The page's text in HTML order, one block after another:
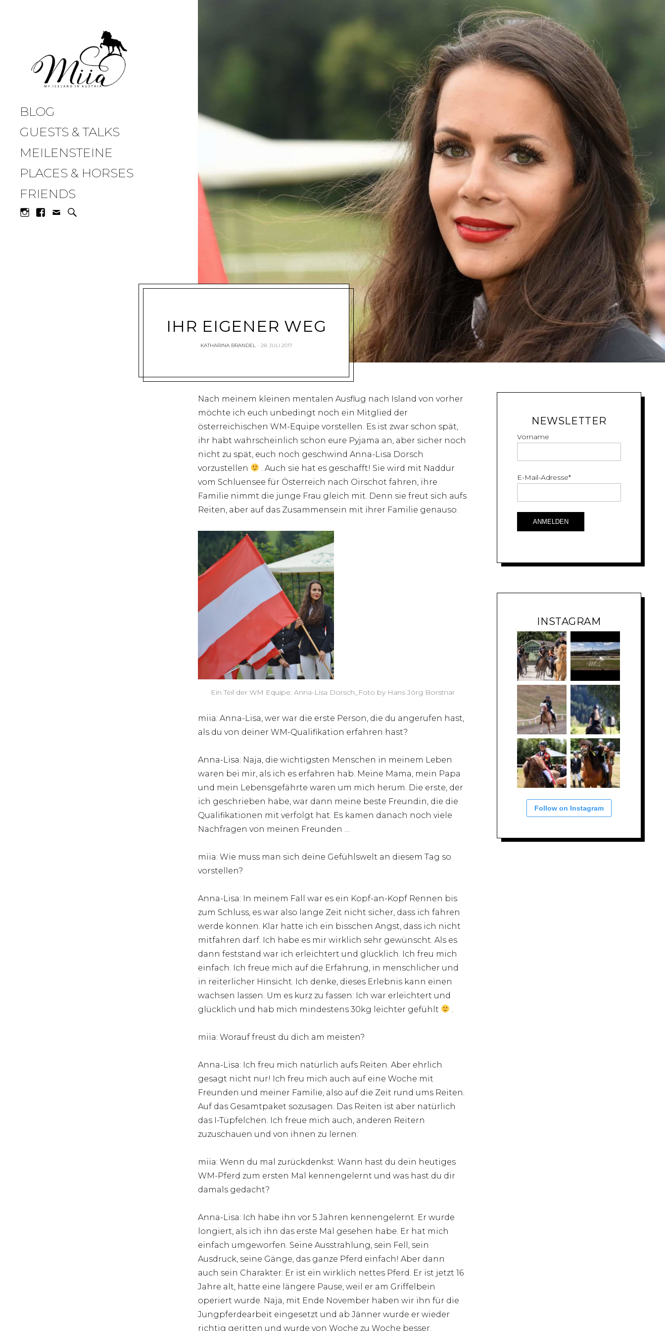
miia.at
BLOG
GUESTS & TALKS
MEILENSTEINE
PLACES & HORSES
FRIENDS
IHR EIGENER WEG
KATHARINA BRANDEL 28. JULI 2017
Nach meinem kleinen mentalen Ausflug nach Island von vorher
möchte ich euch unbedingt noch ein Mitglied der
österreichischen WM-Equipe vorstellen. Es ist zwar schon spät,
ihr habt wahrscheinlich schon eure Pyjama an, aber sicher noch
nicht zu spät, euch noch geschwind Anna-Lisa Dorsch
vorzustellen
. Auch sie hat es geschafft! Sie wird mit Naddur
vom Schluensee für Österreich nach Oirschot fahren, ihre
Familie nimmt die junge Frau gleich mit. Denn sie freut sich aufs
Reiten, aber auf das Zusammensein mit ihrer Familie genauso.
Ein Teil der WM Equipe: Anna-Lisa Dorsch_Foto by Hans Jörg Borstnar
miia: Anna-Lisa, wer war die erste Person, die du angerufen hast,
als du von deiner WM-Qualifikation erfahren hast?
Anna-Lisa: Naja, die wichtigsten Menschen in meinem Leben
waren bei mir, als ich es erfahren hab. Meine Mama, mein Papa
und mein Lebensgefährte waren um mich herum. Die erste, der
ich geschrieben habe, war dann meine beste Freundin, die die
Qualifikationen mit verfolgt hat. Es kamen danach noch viele
Nachfragen von meinen Freunden …
miia: Wie muss man sich deine Gefühlswelt an diesem Tag so
vorstellen?
Anna-Lisa: In meinem Fall war es ein Kopf-an-Kopf Rennen bis
zum Schluss, es war also lange Zeit nicht sicher, dass ich fahren
werde können. Klar hatte ich ein bisschen Angst, dass ich nicht
mitfahren darf. Ich habe es mir wirklich sehr gewünscht. Als es
dann feststand war ich erleichtert und glücklich. Ich freu mich
einfach. Ich freue mich auf die Erfahrung, in menschlicher und
in reiterlicher Hinsicht. Ich denke, dieses Erlebnis kann einen
wachsen lassen. Um es kurz zu fassen: Ich war erleichtert und
glücklich und hab mich mindestens 30kg leichter gefühlt
miia: Worauf freust du dich am meisten?
Anna-Lisa: Ich freu mich natürlich aufs Reiten. Aber ehrlich
gesagt nicht nur! Ich freu mich auch auf eine Woche mit
Freunden und meiner Familie, also auf die Zeit rund ums Reiten.
Auf das Gesamtpaket sozusagen. Das Reiten ist aber natürlich
das I-Tüpfelchen. Ich freue mich auch, anderen Reitern
zuzuschauen und von ihnen zu lernen.
miia: Wenn du mal zurückdenkst: Wann hast du dein heutiges
WM-Pferd zum ersten Mal kennengelernt und was hast du dir
damals gedacht?
Anna-Lisa: Ich habe ihn vor 5 Jahren kennengelernt. Er wurde
longiert, als ich ihn das erste Mal gesehen habe. Er hat mich
einfach umgeworfen. Seine Ausstrahlung, sein Fell, sein
Ausdruck, seine Gänge, das ganze Pferd einfach! Aber dann
auch sein Charakter: Er ist ein wirklich nettes Pferd. Er ist jetzt 16
Jahre alt, hatte eine längere Pause, weil er am Griffelbein
operiert wurde. Naja, mit Ende November haben wir ihn für die
Jungpferdearbeit eingesetzt und ab Jänner wurde er wieder
richtig geritten und wurde von Woche zu Woche besser.
NEWSLETTER
Vorname
E-Mail-Adresse*
INSTAGRAM
Follow on Instagram